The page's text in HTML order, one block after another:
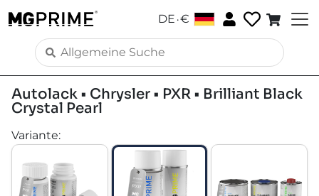
DE .€
Autolack • Chrysler • PXR • Brilliant Black
Crystal Pearl
Variante: